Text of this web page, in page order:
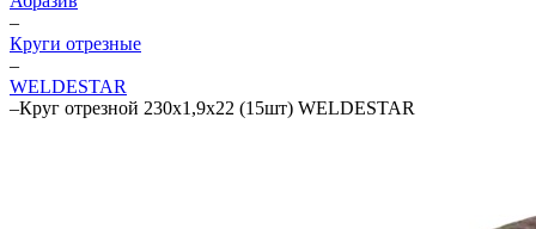
–
Круги отрезные
–
WELDESTAR
–Круг отрезной 230х1,9х22 (15шт) WELDESTAR